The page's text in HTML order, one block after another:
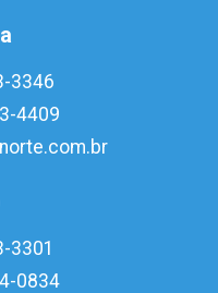
3346
4409
3301
0834